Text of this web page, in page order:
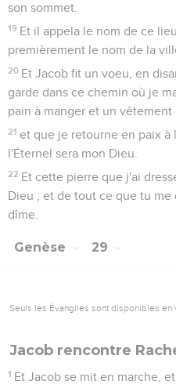
son sommet.
19 Et il appela le nom de ce
premièrement le nom de la
20 Et Jacob fit un voeu, en
garde dans ce chemin où je
pain à manger et un vêtement
21 et que je retourne en paix à
l'Éternel sera mon Dieu.
22 Et cette pierre que j'ai
Dieu ; et de tout ce que tu
dîme.
Genèse 29
Seuls les Évangiles sont disponibles en
Jacob rencontre
1 Et Jacob se mit en marche,